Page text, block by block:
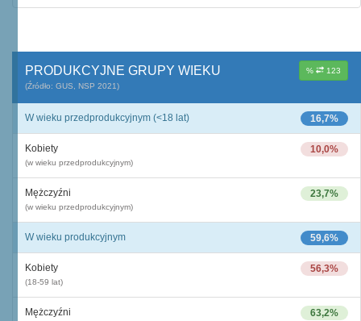
% 123
PRODUKCYJNE GRUPY WIEKU
(Źródło: GUS, NSP 2021)
16,7%
W wieku przedprodukcyjnym (<18 lat)
10,0%
Kobiety
(w wieku przedprodukcyjnym)
23,7%
Mężczyźni
(w wieku przedprodukcyjnym)
59,6%
W wieku produkcyjnym
56,3%
Kobiety
(18-59 lat)
63,2%
Mężczyźni